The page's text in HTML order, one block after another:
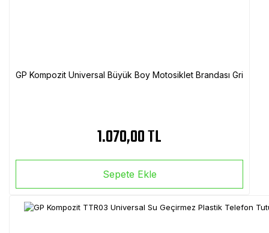
GP Kompozit Universal Büyük Boy Motosiklet Brandası Gri
1.070,00 TL
Sepete Ekle